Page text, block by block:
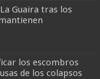
Guaira tras los
los escombros
de los colapsos